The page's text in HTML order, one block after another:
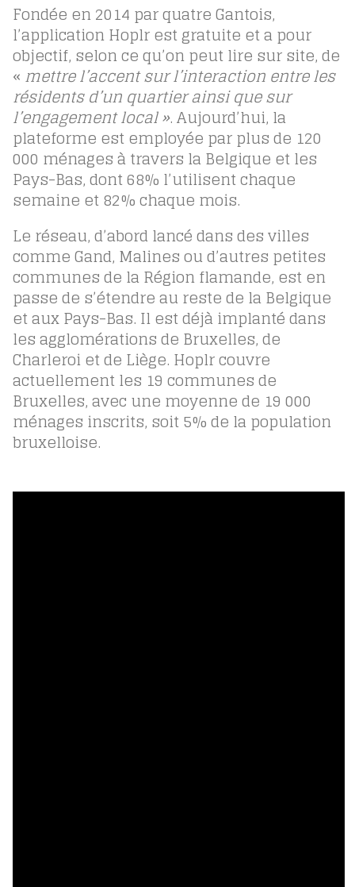
Fondée en 2014 par quatre Gantois,
l’application Hoplr est gratuite et a pour
objectif, selon ce qu’on peut lire sur site, de
« mettre l’accent sur l’interaction entre les
résidents d’un quartier ainsi que sur
l’engagement local ». Aujourd’hui, la
plateforme est employée par plus de 120
000 ménages à travers la Belgique et les
Pays-Bas, dont 68% l’utilisent chaque
semaine et 82% chaque mois.
Le réseau, d’abord lancé dans des villes
comme Gand, Malines ou d’autres petites
communes de la Région flamande, est en
passe de s’étendre au reste de la Belgique
et aux Pays-Bas. Il est déjà implanté dans
les agglomérations de Bruxelles, de
Charleroi et de Liège. Hoplr couvre
actuellement les 19 communes de
Bruxelles, avec une moyenne de 19 000
ménages inscrits, soit 5% de la population
bruxelloise.